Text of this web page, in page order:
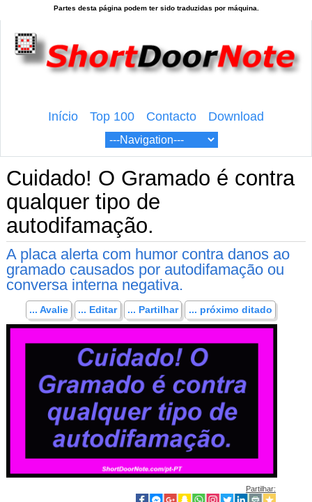
Início Top 100 Contacto Download
Cuidado! O Gramado é contra
qualquer tipo de
autodifamação.
A placa alerta com humor contra danos ao
gramado causados ​​por autodifamação ou
conversa interna negativa.
... Avalie ... Editar ... Partilhar ... próximo ditado
Partilhar: